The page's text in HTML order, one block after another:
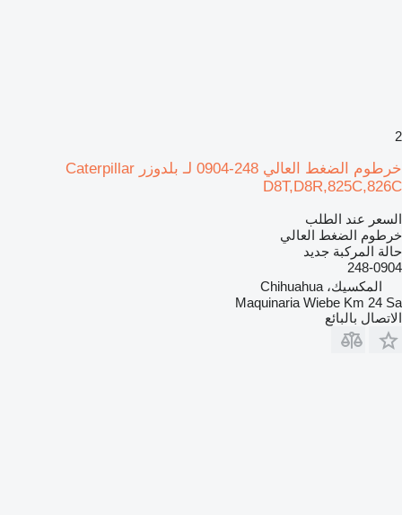
2
خرطوم الضغط العالي 248-0904 لـ بلدوزر Caterpillar
D8T,D8R,825C,826C
السعر عند الطلب
خرطوم الضغط العالي
حالة المركبة جديد
248-0904
المكسيك، Chihuahua
Maquinaria Wiebe Km 24 Sa
الاتصال بالبائع